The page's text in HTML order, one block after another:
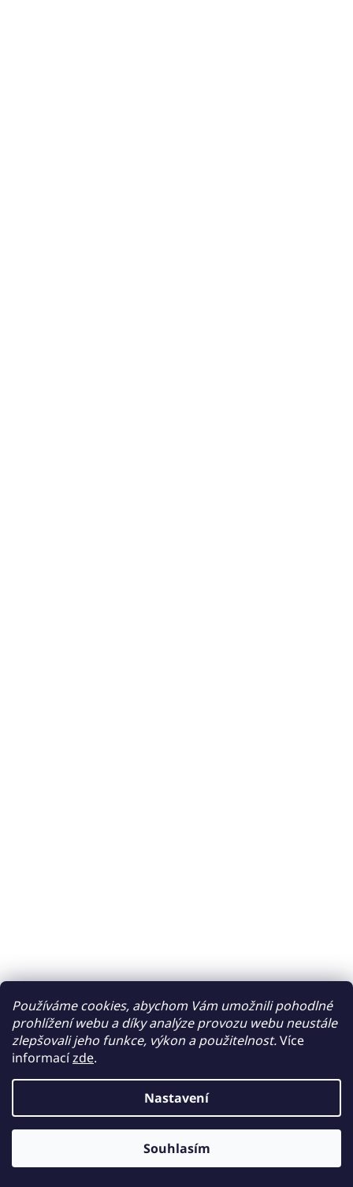
Používáme cookies, abychom Vám umožnili pohodlné
prohlížení webu a díky analýze provozu webu neustále
zlepšovali jeho funkce, výkon a použitelnost.Více
informacízde.
Nastavení
Souhlasím